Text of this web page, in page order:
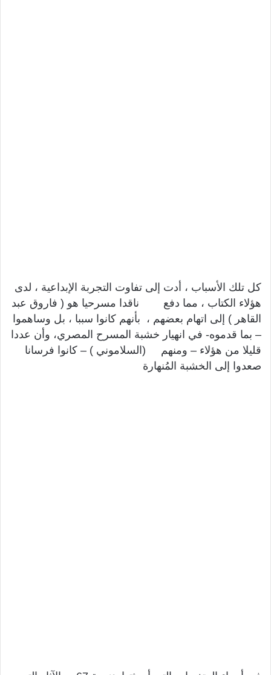
كل تلك الأسباب ، أدت إلى تفاوت التجربة الإبداعية ، لدى
هؤلاء الكتاب ، مما دفع ناقدا مسرحيا هو ( فاروق عبد
القاهر ) إلى اتهام بعضهم ، بأنهم كانوا سببا ، بل وساهموا
– بما قدموه- في انهيار خشبة المسرح المصري، وأن عددا
قليلا من هؤلاء – ومنهم (السلاموني ) – كانوا فرسانا
صعدوا إلى الخشبة المُنهارة